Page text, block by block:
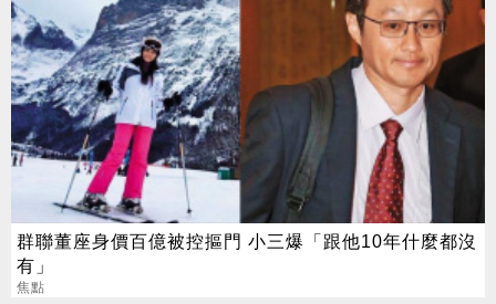
群聯董座身價百億被控摳門 小三爆「跟他10年什麼都沒
有」
焦點